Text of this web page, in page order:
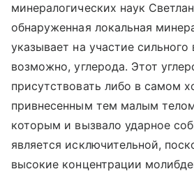
минералогических наук
обнаруженная локальная
указывает на участие сильного
возможно, углерода. Этот
присутствовать либо в самом
привнесенным тем малым
которым и вызвало ударное
является исключительной,
высокие концентрации